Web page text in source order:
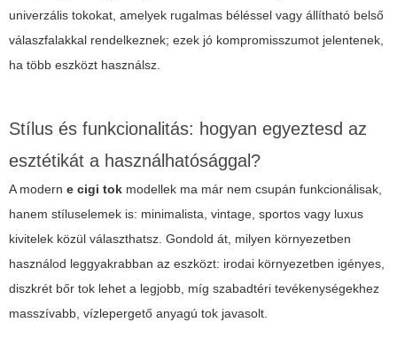
univerzális tokokat, amelyek rugalmas béléssel vagy állítható belső
válaszfalakkal rendelkeznek; ezek jó kompromisszumot jelentenek,
ha több eszközt használsz.
Stílus és funkcionalitás: hogyan egyeztesd az
esztétikát a használhatósággal?
A modern e cigi tok modellek ma már nem csupán funkcionálisak,
hanem stíluselemek is: minimalista, vintage, sportos vagy luxus
kivitelek közül választhatsz. Gondold át, milyen környezetben
használod leggyakrabban az eszközt: irodai környezetben igényes,
diszkrét bőr tok lehet a legjobb, míg szabadtéri tevékenységekhez
masszívabb, vízlepergető anyagú tok javasolt.